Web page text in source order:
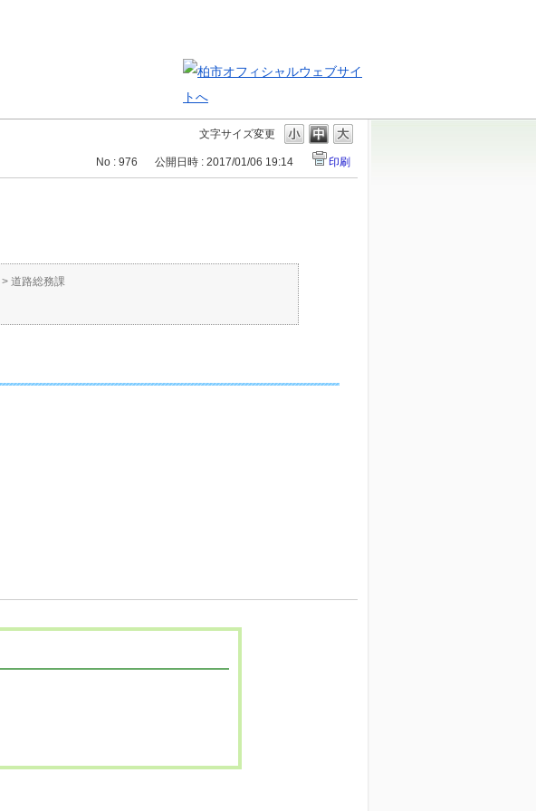
文字サイズ変更
No : 976 公開日時 : 2017/01/06 19:14 印刷
> 道路総務課